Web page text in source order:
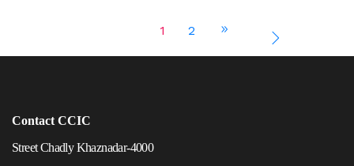
1 2
Contact CCIC
Street Chadly Khaznadar-4000